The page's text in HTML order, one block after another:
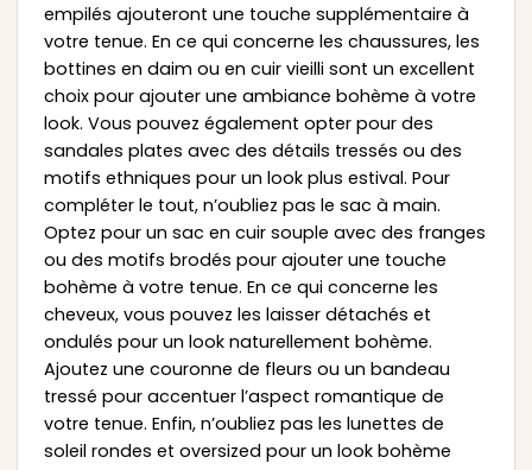
empilés ajouteront une touche supplémentaire à
votre tenue. En ce qui concerne les chaussures, les
bottines en daim ou en cuir vieilli sont un excellent
choix pour ajouter une ambiance bohème à votre
look. Vous pouvez également opter pour des
sandales plates avec des détails tressés ou des
motifs ethniques pour un look plus estival. Pour
compléter le tout, n’oubliez pas le sac à main.
Optez pour un sac en cuir souple avec des franges
ou des motifs brodés pour ajouter une touche
bohème à votre tenue. En ce qui concerne les
cheveux, vous pouvez les laisser détachés et
ondulés pour un look naturellement bohème.
Ajoutez une couronne de fleurs ou un bandeau
tressé pour accentuer l’aspect romantique de
votre tenue. Enfin, n’oubliez pas les lunettes de
soleil rondes et oversized pour un look bohème